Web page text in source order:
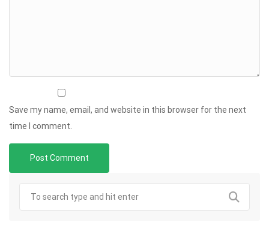
Save my name, email, and website in this browser for the next
time I comment.